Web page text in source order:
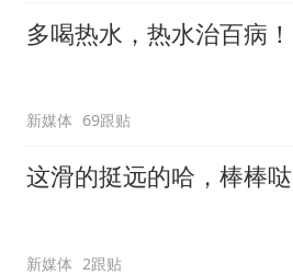
多喝热水，热水治百病！
新媒体 69跟贴
这滑的挺远的哈，棒棒哒
新媒体 2跟贴